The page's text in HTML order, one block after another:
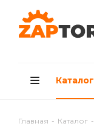
Каталог
Главная - Каталог -